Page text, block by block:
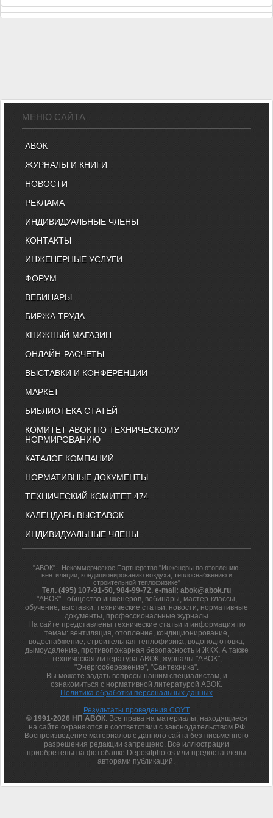
МЕНЮ САЙТА
АВОК
ЖУРНАЛЫ И КНИГИ
НОВОСТИ
РЕКЛАМА
ИНДИВИДУАЛЬНЫЕ ЧЛЕНЫ
КОНТАКТЫ
ИНЖЕНЕРНЫЕ УСЛУГИ
ФОРУМ
ВЕБИНАРЫ
БИРЖА ТРУДА
КНИЖНЫЙ МАГАЗИН
ОНЛАЙН-РАСЧЕТЫ
ВЫСТАВКИ И КОНФЕРЕНЦИИ
МАРКЕТ
БИБЛИОТЕКА СТАТЕЙ
КОМИТЕТ АВОК ПО ТЕХНИЧЕСКОМУ
НОРМИРОВАНИЮ
КАТАЛОГ КОМПАНИЙ
НОРМАТИВНЫЕ ДОКУМЕНТЫ
ТЕХНИЧЕСКИЙ КОМИТЕТ 474
КАЛЕНДАРЬ ВЫСТАВОК
ИНДИВИДУАЛЬНЫЕ ЧЛЕНЫ
"АВОК" - Некоммерческое Партнерство "Инженеры по отоплению,
вентиляции, кондиционированию воздуха, теплоснабжению и
строительной теплофизике"
Тел. (495) 107-91-50, 984-99-72, e-mail: abok@abok.ru
"АВОК" - общество инженеров, вебинары, мастер-классы,
обучение, выставки, технические статьи, новости, нормативные
документы, профессиональные журналы
На сайте представлены технические статьи и информация по
темам: вентиляция, отопление, кондиционирование,
водоснабжение, строительная теплофизика, водоподготовка,
дымоудаление, противопожарная безопасность и ЖКХ. А также
техническая литература АВОК, журналы "АВОК",
"Энергосбережение", "Сантехника".
Вы можете задать вопросы нашим специалистам, и
ознакомиться с нормативной литературой АВОК.
Политика обработки персональных данных
Результаты проведения СОУТ
© 1991-2026 НП АВОК. Все права на материалы, находящиеся
на сайте охраняются в соответствии с законодательством РФ
Воспроизведение материалов с данного сайта без письменного
разрешения редакции запрещено. Все иллюстрации
приобретены на фотобанке Depositphotos или предоставлены
авторами публикаций.